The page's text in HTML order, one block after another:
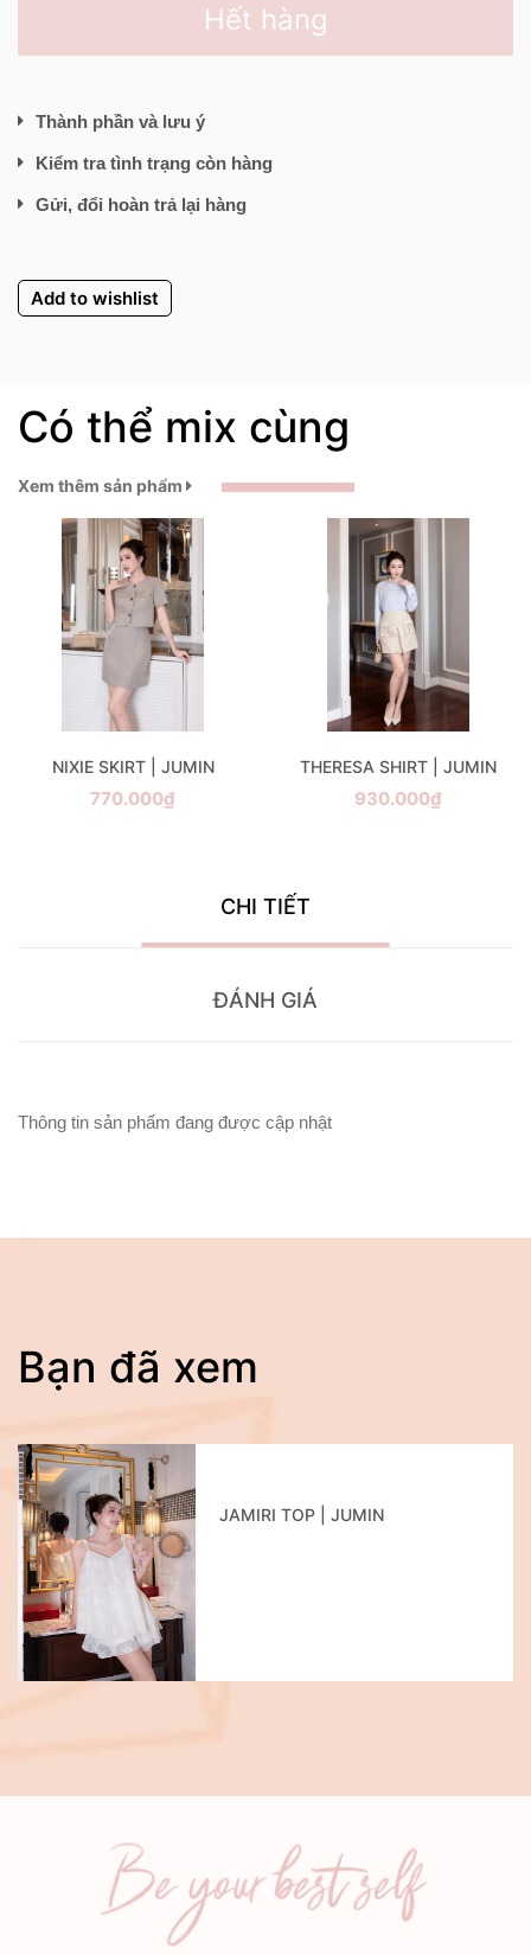
Hết hàng
Thành phần và lưu ý
Kiểm tra tình trạng còn hàng
Gửi, đổi hoàn trả lại hàng
Add to wishlist
Có thể mix cùng
Xem thêm sản phẩm
NIXIE SKIRT | JUMIN
770.000₫
THERESA SHIRT | JUMIN
930.000₫
CHI TIẾT
ĐÁNH GIÁ
Thông tin sản phẩm đang được cập nhật
Bạn đã xem
JAMIRI TOP | JUMIN